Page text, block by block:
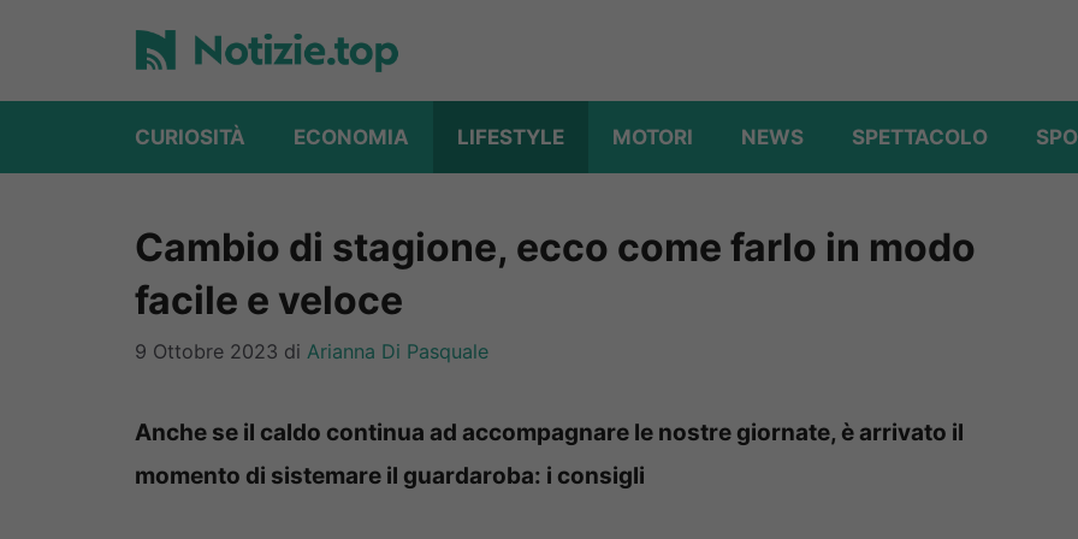
contenuto
CURIOSITÀ ECONOMIA LIFESTYLE MOTORI NEWS SPETTACOLO
Cambio di stagione, ecco come farlo in modo
facile e veloce
9 Ottobre 2023 di Arianna Di Pasquale
Anche se il caldo continua ad accompagnare le nostre giornate, è arrivato il
momento di sistemare il guardaroba: i consigli